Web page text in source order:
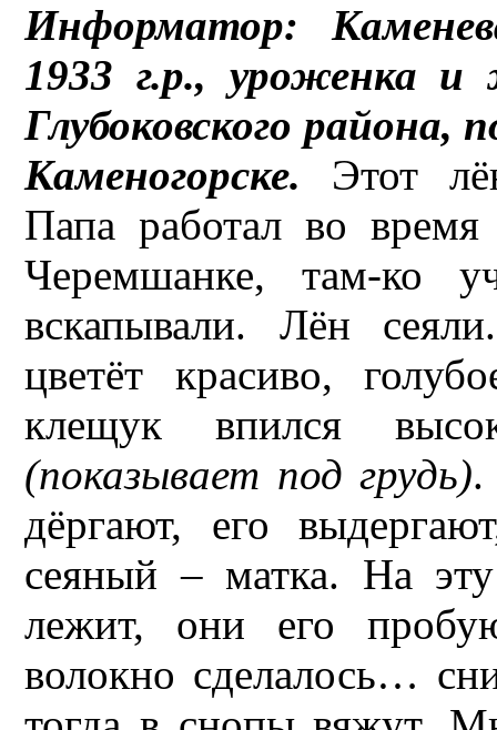
Информатор:
1933 г.р., уроженка
Глубоковского района,
Каменогорске. Этот
Папа работал во
Черемшанке, там-ко
вскапывали. Лён
цветёт красиво,
клещук впился
(показывает под грудь).
дёргают, его
сеяный – матка. На
лежит, они его
волокно сделалось…